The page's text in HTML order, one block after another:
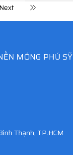
Next
MÓNG PHÚ SỸ
Thạnh, TP.HCM